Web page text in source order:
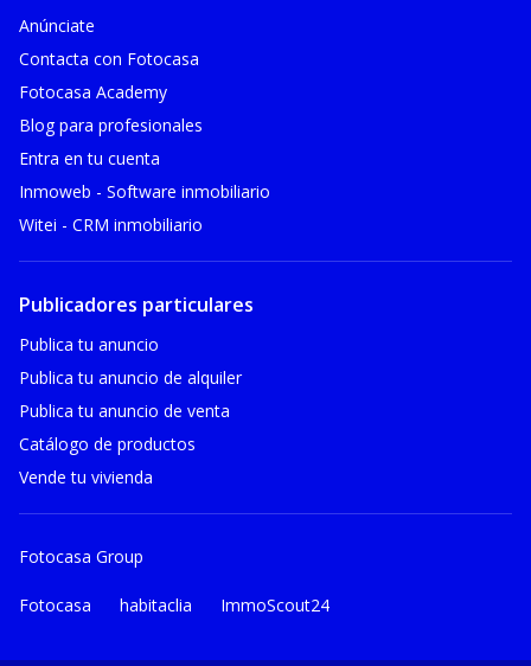
Anúnciate
Contacta con Fotocasa
Fotocasa Academy
Blog para profesionales
Entra en tu cuenta
Inmoweb - Software inmobiliario
Witei - CRM inmobiliario
Publicadores particulares
Publica tu anuncio
Publica tu anuncio de alquiler
Publica tu anuncio de venta
Catálogo de productos
Vende tu vivienda
Fotocasa Group
Fotocasa habitaclia ImmoScout24